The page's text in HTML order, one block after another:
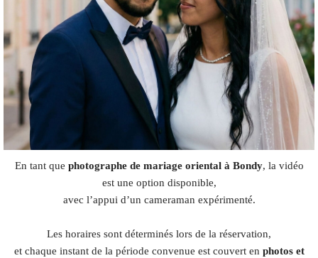
En tant que photographe de mariage oriental à Bondy, la vidéo
est une option disponible,
avec l’appui d’un cameraman expérimenté.
Les horaires sont déterminés lors de la réservation,
et chaque instant de la période convenue est couvert en photos et